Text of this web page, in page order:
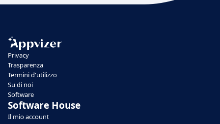
Privacy
Trasparenza
Termini d'utilizzo
Su di noi
Software
Software House
Il mio account